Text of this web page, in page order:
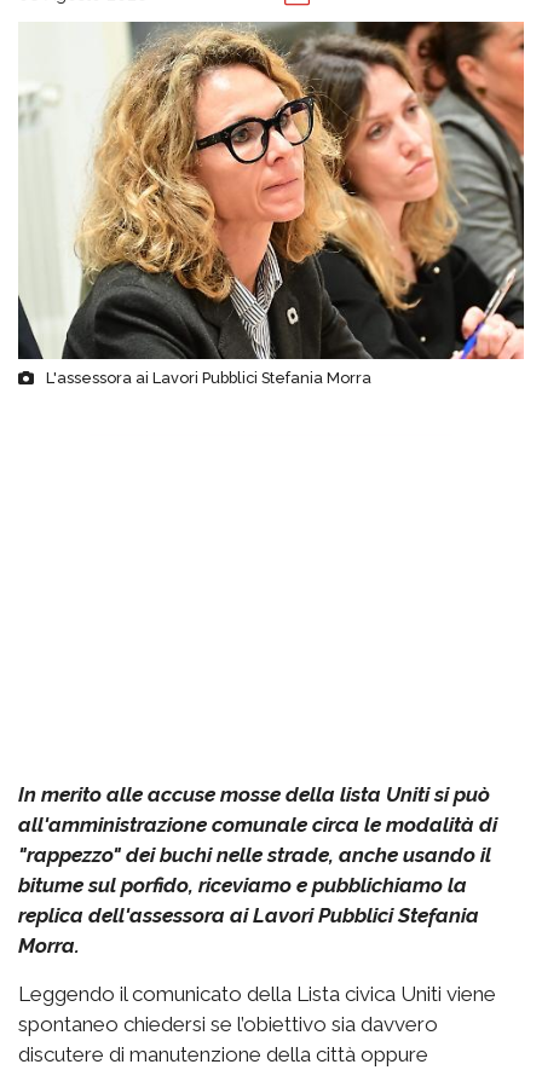
L'assessora ai Lavori Pubblici Stefania Morra
In merito alle accuse mosse della lista Uniti si può
all'amministrazione comunale circa le modalità di
"rappezzo" dei buchi nelle strade, anche usando il
bitume sul porfido, riceviamo e pubblichiamo la
replica dell'assessora ai Lavori Pubblici Stefania
Morra.
Leggendo il comunicato della Lista civica Uniti viene
spontaneo chiedersi se l’obiettivo sia davvero
discutere di manutenzione della città oppure